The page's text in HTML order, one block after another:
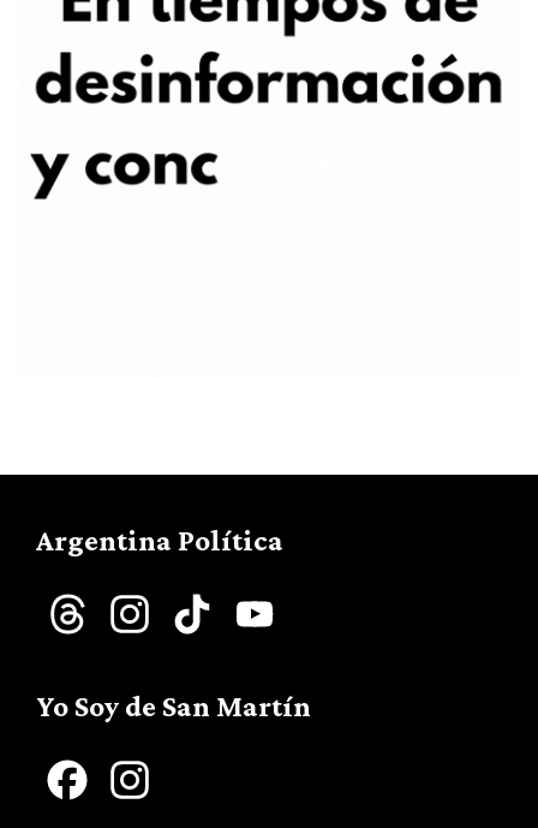
Argentina Política
Threads InstagramTikTok
Yo Soy de San Martín
Facebook